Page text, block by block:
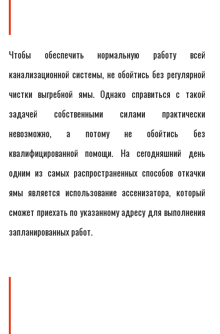
Чтобы обеспечить нормальную работу всей
канализационной системы, не обойтись без регулярной
чистки выгребной ямы. Однако справиться с такой
задачей собственными силами практически
невозможно, а потому не обойтись без
квалифицированной помощи. На сегодняшний день
одним из самых распространенных способов откачки
ямы является использование ассенизатора, который
сможет приехать по указанному адресу для выполнения
запланированных работ.